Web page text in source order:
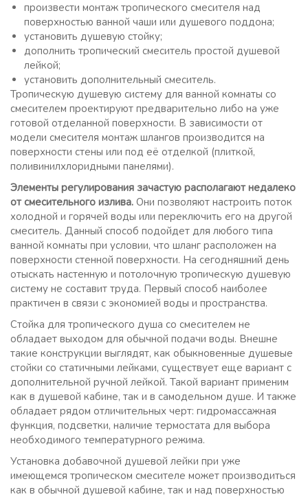
произвести монтаж тропического смесителя над
поверхностью ванной чаши или душевого поддона;
установить душевую стойку;
дополнить тропический смеситель простой душевой
лейкой;
установить дополнительный смеситель.
Тропическую душевую систему для ванной комнаты со
смесителем проектируют предварительно либо на уже
готовой отделанной поверхности. В зависимости от
модели смесителя монтаж шлангов производится на
поверхности стены или под её отделкой (плиткой,
поливинилхлоридными панелями).
Элементы регулирования зачастую располагают недалеко
от смесительного излива. Они позволяют настроить поток
холодной и горячей воды или переключить его на другой
смеситель. Данный способ подойдет для любого типа
ванной комнаты при условии, что шланг расположен на
поверхности стенной поверхности. На сегодняшний день
отыскать настенную и потолочную тропическую душевую
систему не составит труда. Первый способ наиболее
практичен в связи с экономией воды и пространства.
Стойка для тропического душа со смесителем не
обладает выходом для обычной подачи воды. Внешне
такие конструкции выглядят, как обыкновенные душевые
стойки со статичными лейками, существует еще вариант с
дополнительной ручной лейкой. Такой вариант применим
как в душевой кабине, так и в самодельном душе. И также
обладает рядом отличительных черт: гидромассажная
функция, подсветки, наличие термостата для выбора
необходимого температурного режима.
Установка добавочной душевой лейки при уже
имеющемся тропическом смесителе может производиться
как в обычной душевой кабине, так и над поверхностью